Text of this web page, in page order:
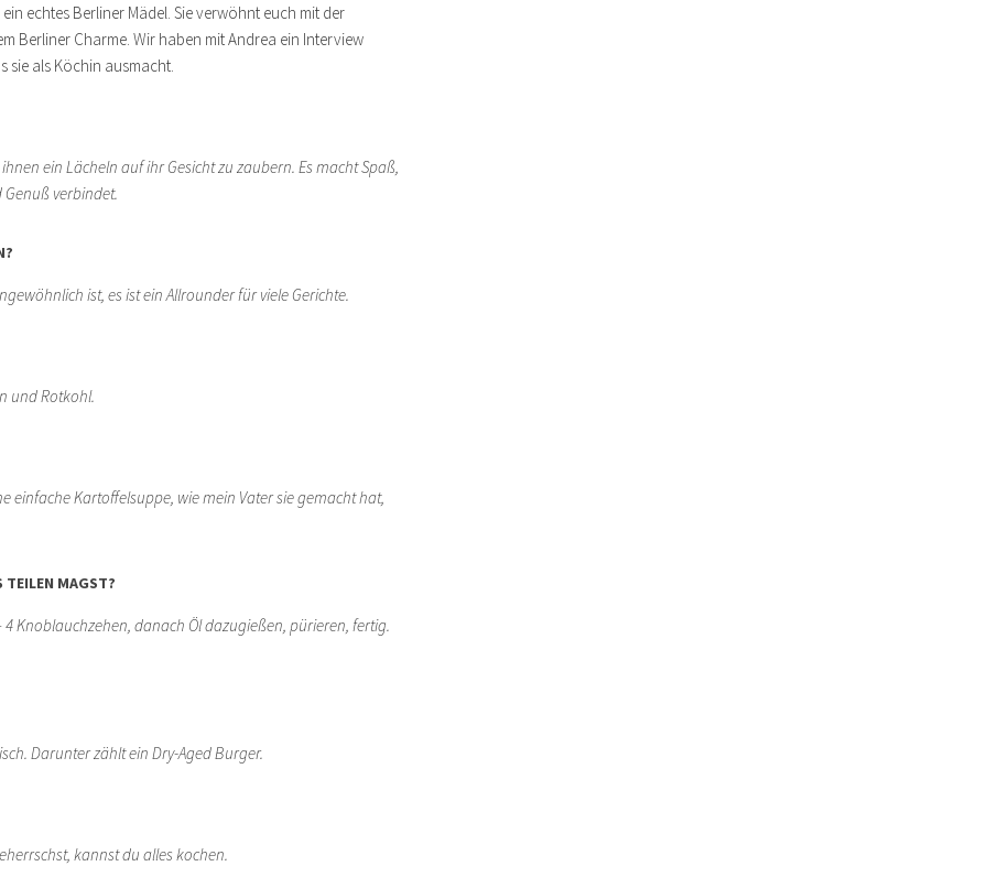
echtes Berliner Mädel. Sie verwöhnt euch mit der
Berliner Charme. Wir haben mit Andrea ein Interview
sie als Köchin ausmacht.
ein Lächeln auf ihr Gesicht zu zaubern. Es macht Spaß,
verbindet.
ist, es ist ein Allrounder für viele Gerichte.
und Rotkohl.
einfache Kartoffelsuppe, wie mein Vater sie gemacht hat,
TEILEN MAGST?
4 Knoblauchzehen, danach Öl dazugießen, pürieren, fertig.
Darunter zählt ein Dry-Aged Burger.
kannst du alles kochen.